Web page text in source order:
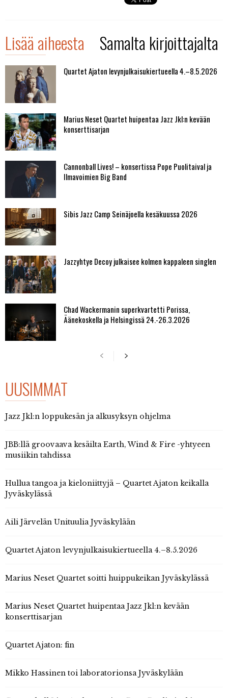
Lisää aiheesta Samalta kirjoittajalta
Quartet Ajaton levynjulkaisukiertueella 4.–8.5.2026
Marius Neset Quartet huipentaa Jazz Jkl:n kevään
konserttisarjan
Cannonball Lives! – konsertissa Pope Puolitaival ja
Ilmavoimien Big Band
Sibis Jazz Camp Seinäjoella kesäkuussa 2026
Jazzyhtye Decoy julkaisee kolmen kappaleen singlen
Chad Wackermanin superkvartetti Porissa,
Äänekoskella ja Helsingissä 24.-26.3.2026
UUSIMMAT
Jazz Jkl:n loppukesän ja alkusyksyn ohjelma
JBB:llä groovaava kesäilta Earth, Wind & Fire -yhtyeen
musiikin tahdissa
Hullua tangoa ja kieloniittyjä – Quartet Ajaton keikalla
Jyväskylässä
Aili Järvelän Unituulia Jyväskylään
Quartet Ajaton levynjulkaisukiertueella 4.–8.5.2026
Marius Neset Quartet soitti huippukeikan Jyväskylässä
Marius Neset Quartet huipentaa Jazz Jkl:n kevään
konserttisarjan
Quartet Ajaton: fin
Mikko Hassinen toi laboratorionsa Jyväskylään